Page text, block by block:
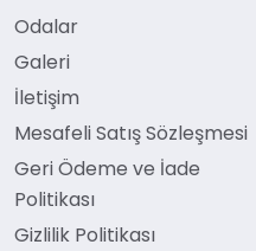
Odalar
Galeri
İletişim
Mesafeli Satış Sözleşmesi
Geri Ödeme ve İade
Politikası
Gizlilik Politikası